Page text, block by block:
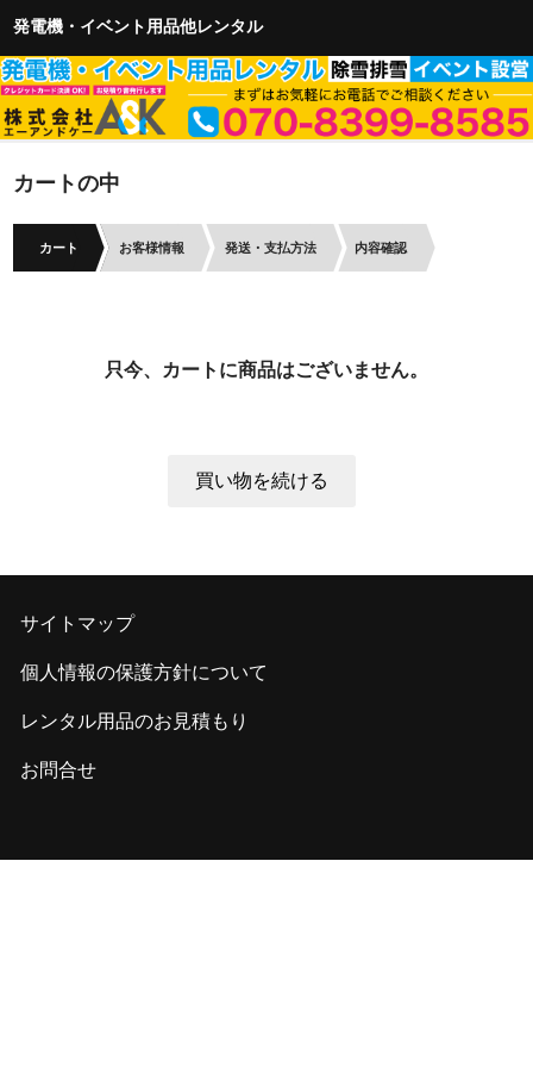
発電機・イベント用品他レンタル
カートの中
カート お客様情報 発送・支払方法 内容確認
只今、カートに商品はございません。
サイトマップ
個人情報の保護方針について
レンタル用品のお見積もり
お問合せ